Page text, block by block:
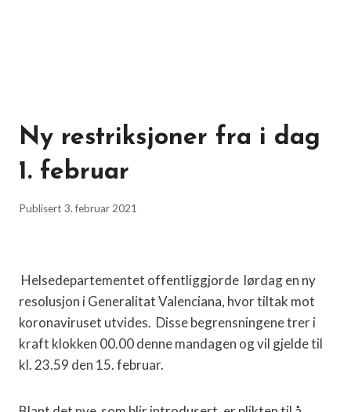
Ny restriksjoner fra i dag
1. februar
Publisert 3. februar 2021
Helsedepartementet offentliggjorde lørdag en ny
resolusjon i Generalitat Valenciana, hvor tiltak mot
koronaviruset utvides. Disse begrensningene trer i
kraft klokken 00.00 denne mandagen og vil gjelde til
kl. 23.59 den 15. februar.